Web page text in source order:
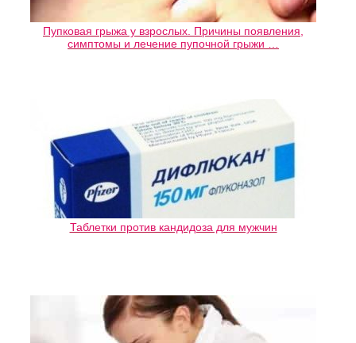
Пупковая грыжа у взрослых. Причины появления,
симптомы и лечение пупочной грыжи …
Таблетки против кандидоза для мужчин